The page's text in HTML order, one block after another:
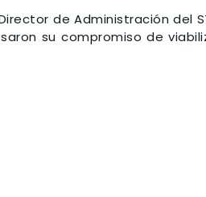
de Administración del
su compromiso de